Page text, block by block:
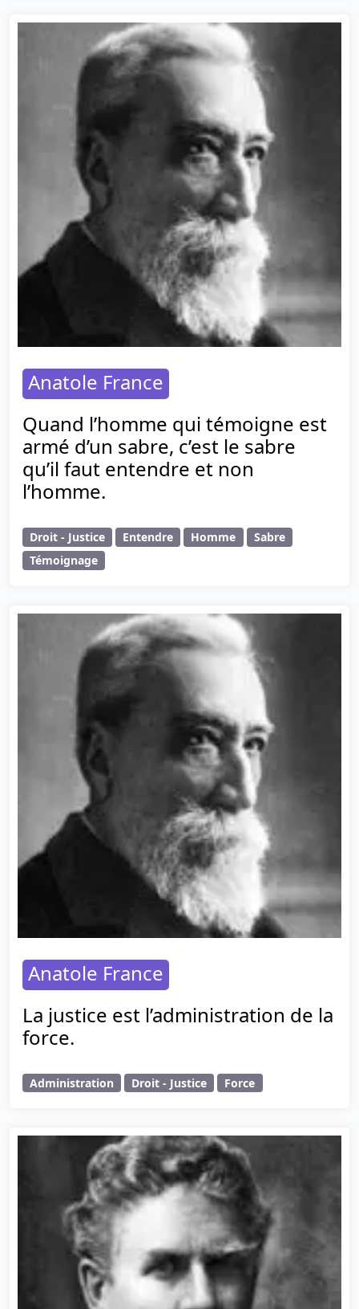
Anatole France
Quand l’homme qui témoigne est
armé d’un sabre, c’est le sabre
qu’il faut entendre et non
l’homme.
Droit - Justice Entendre Homme
Sabre
Témoignage
Anatole France
La justice est l’administration de la
force.
Administration Droit - Justice Force